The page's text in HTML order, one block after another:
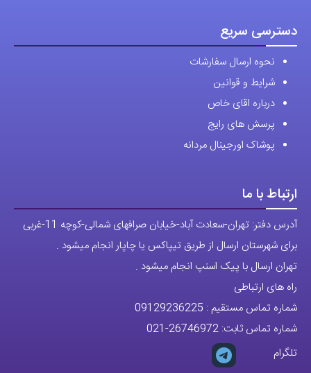
دسترسی سریع
نحوه ارسال سفارشات
شرایط و قوانین
درباره اقای خاص
پرسش های رایج
پوشاک اورجینال مردانه
ارتباط با ما
آدرس دفتر: تهران-سعادت آباد-خیابان صرافهای شمالی-کوچه 11-غربی
برای شهرستان ارسال از طریق تیپاکس یا چاپار انجام میشود .
تهران ارسال با پیک اسنپ انجام میشود .
راه های ارتباطی
شماره تماس مستقیم : 09129236225
شماره تماس ثابت: 26746972
-021
تلگرام